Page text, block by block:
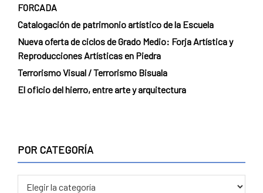
FORCADA
Catalogación de patrimonio artístico de la Escuela
Nueva oferta de ciclos de Grado Medio: Forja Artística y
Reproducciones Artísticas en Piedra
Terrorismo Visual / Terrorismo Bisuala
El oficio del hierro, entre arte y arquitectura
POR CATEGORÍA